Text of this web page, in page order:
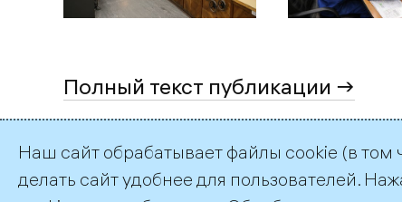
Полный текст публикации →
©2026 ПАО «ТГК–1»
Наш сайт обрабатывает файлы cookie (в
делать сайт удобнее для пользователей.